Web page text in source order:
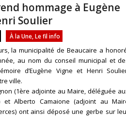
hommage à Eugène
Soulier
À la Une, Le fil info
la municipalité de Beaucaire a
au nom du conseil municipal et
d’Eugène Vigne et Henri
ville.
(1ère adjointe au Maire, déléguée
et Alberto Camaione (adjoint au
ont ainsi déposé une gerbe sur